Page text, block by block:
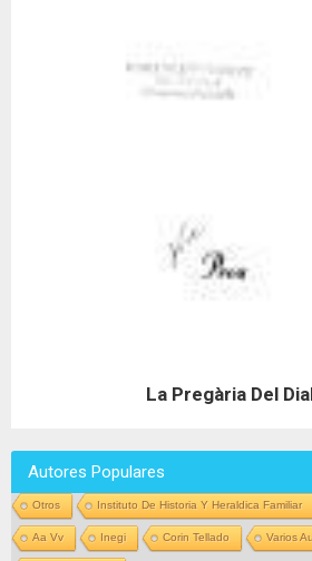
La Pregària Del
Autores Populares
Otros Instituto De Historia Y Heraldica Familiar
Aa Vv Inegi Corin Tellado Varios